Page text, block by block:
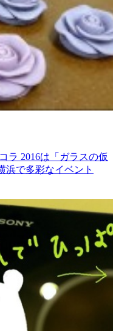
ラ 2016は「ガラスの仮
浜で多彩なイベント